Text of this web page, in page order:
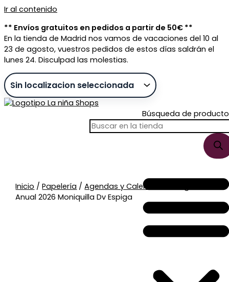
Ir al contenido
** Envíos gratuitos en pedidos a partir de 50€ **
En la tienda de Madrid nos vamos de vacaciones del 10 al
23 de agosto, vuestros pedidos de estos días saldrán el
lunes 24. Disculpad las molestias.
Búsqueda de
Inicio /Papelería /Agendas y Calendarios
Anual 2026 Moniquilla Dv Espiga